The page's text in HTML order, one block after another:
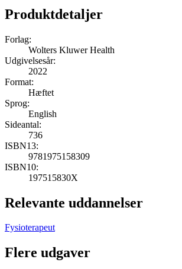
Produktdetaljer
Forlag:
Wolters Kluwer Health
Udgivelsesår:
2022
Format:
Hæftet
Sprog:
English
Sideantal:
736
ISBN13:
9781975158309
ISBN10:
197515830X
Relevante uddannelser
Fysioterapeut
Flere udgaver